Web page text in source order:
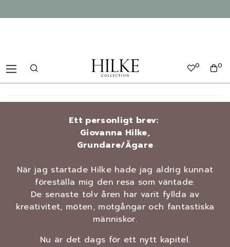
0
0
Ett personligt brev:
Giovanna Hilke,
Grundare/Ägare
När jag startade Hilke hade jag aldrig kunnat
föreställa mig den resa som väntade.
De senaste tolv åren har varit fyllda av
kreativitet, möten, motgångar och fantastiska
människor.
Nu är det dags för ett nytt kapitel.